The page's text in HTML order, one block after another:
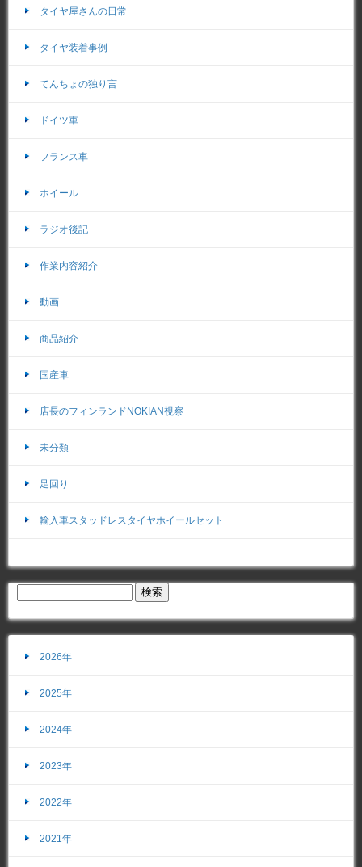
タイヤ屋さんの日常
タイヤ装着事例
てんちょの独り言
ドイツ車
フランス車
ホイール
ラジオ後記
作業内容紹介
動画
商品紹介
国産車
店長のフィンランドNOKIAN視察
未分類
足回り
輸入車スタッドレスタイヤホイールセット
2026年
2025年
2024年
2023年
2022年
2021年